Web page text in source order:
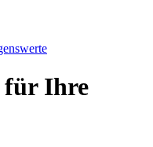
für Ihre